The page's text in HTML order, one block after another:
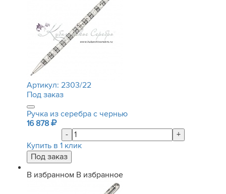
Артикул: 2303/22
Под заказ
Ручка из серебра с чернью
16 878
-
+
Купить в 1 клик
В избранном В избранное